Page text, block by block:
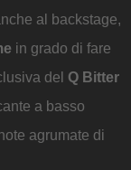
al backstage,
in grado di fare
del Q Bitter
a basso
agrumate di